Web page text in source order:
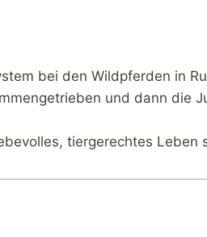
bei den Wildpferden in
und dann die
tiergerechtes Leben